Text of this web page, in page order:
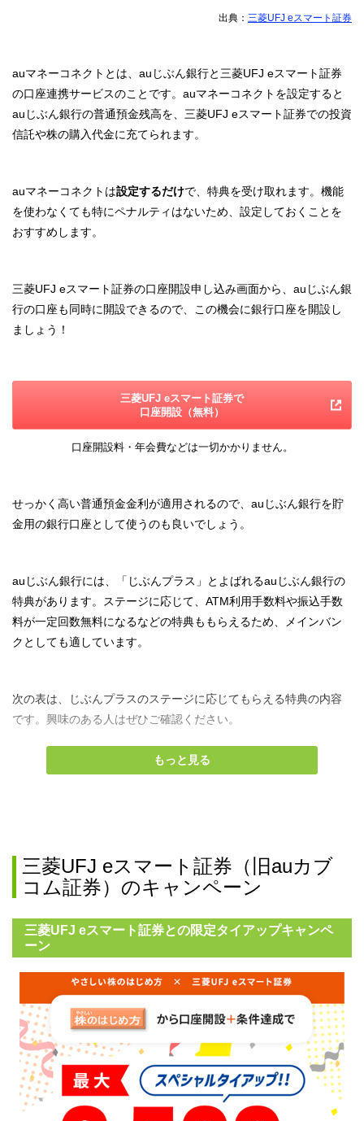
出典： 三菱UFJ eスマート証券
auマネーコネクトとは、auじぶん銀行と三菱UFJ eスマート証券
の口座連携サービスのことです。auマネーコネクトを設定すると
auじぶん銀行の普通預金残高を、三菱UFJ eスマート証券での投資
信託や株の購入代金に充てられます。
auマネーコネクトは設定するだけで、特典を受け取れます。機能
を使わなくても特にペナルティはないため、設定しておくことを
おすすめします。
三菱UFJ eスマート証券の口座開設申し込み画面から、auじぶん銀
行の口座も同時に開設できるので、この機会に銀行口座を開設し
ましょう！
三菱UFJ eスマート証券で
口座開設（無料）
口座開設料・年会費などは一切かかりません。
せっかく高い普通預金金利が適用されるので、auじぶん銀行を貯
金用の銀行口座として使うのも良いでしょう。
auじぶん銀行には、「じぶんプラス」とよばれるauじぶん銀行の
特典があります。ステージに応じて、ATM利用手数料や振込手数
料が一定回数無料になるなどの特典ももらえるため、メインバン
クとしても適しています。
次の表は、じぶんプラスのステージに応じてもらえる特典の内容
です。興味のある人はぜひご確認ください。
＜じぶんプラスの特典内容＞
無料回数
他行への
振込手数料
無料回数
月3回 月10回
※auじぶん銀行・三菱UFJ銀行への振り込みは何度でも無料
じぶんプラスのステージは、獲得スタンプ数により翌月分が決ま
ります※
。スタンプはカテゴリごとの条件をクリアするごとに1つ
獲得できます。
※毎月20日終了時点で判定
もっと見る
三菱UFJ eスマート証券（旧auカブ
コム証券）のキャンペーン
三菱UFJ eスマート証券との限定タイアップキャンペ
ーン